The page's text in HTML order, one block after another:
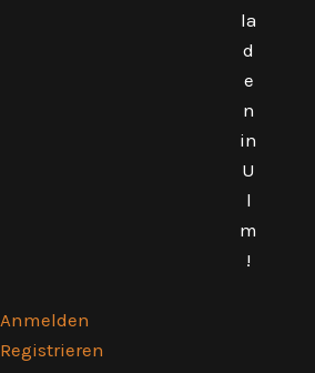
la
d
e
n
in
U
l
m
!
Anmelden
Registrieren